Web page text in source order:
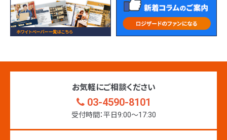
お気軽にご相談ください
03-4590-8101
受付時間：平日9:00〜17:30